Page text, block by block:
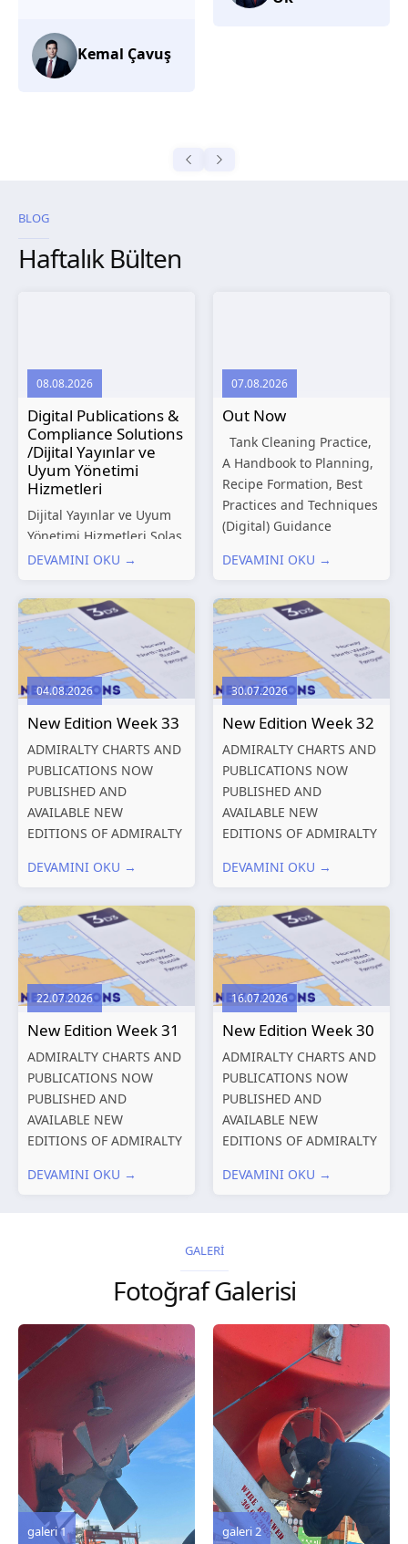
BLOG
Haftalık Bülten
08.08.2026
Digital Publications &
Compliance Solutions
/Dijital Yayınlar ve
Uyum Yönetimi
Hizmetleri
Dijital Yayınlar ve Uyum
Yönetimi Hizmetleri Solas
Marine, denizcilik
düzenleyici gereklilikleri
ve dijitalleşen
operasyonel ihtiyaçları
doğrultusunda kapsamlı
Dijital Yayınlar ve Uyum
Yönetimi çözümleri
sunmaktadır.
Hizmetlerimiz; gemi
işletmecileri, armatörler,
teknik yönetim şirketleri
ve denizcilik...
DEVAMINI OKU →
07.08.2026
Out Now
Tank Cleaning Practice,
A Handbook to Planning,
Recipe Formation, Best
Practices and Techniques
(Digital) Guidance
Structures – Consolidated
Shipping and the
Environment – A Guide to
Environmental
Compliance...
DEVAMINI OKU →
04.08.2026
New Edition Week 33
ADMIRALTY CHARTS AND
PUBLICATIONS NOW
PUBLISHED AND
AVAILABLE NEW
EDITIONS OF ADMIRALTY
PUBLICATIONS New
Charts published 13
August 2026 Chart
Title, limits
and other remarks
319
International chart
DEVAMINI OKU →
30.07.2026
New Edition Week 32
ADMIRALTY CHARTS AND
PUBLICATIONS NOW
PUBLISHED AND
AVAILABLE NEW
EDITIONS OF ADMIRALTY
PUBLICATIONS New
Charts published 06
August 2026 Chart Title,
limits and other remarks
1602 China – Chang...
DEVAMINI OKU →
22.07.2026
New Edition Week 31
ADMIRALTY CHARTS AND
PUBLICATIONS NOW
PUBLISHED AND
AVAILABLE NEW
EDITIONS OF ADMIRALTY
PUBLICATIONS New
remarks 127 Korea
DEVAMINI OKU →
16.07.2026
New Edition Week 30
ADMIRALTY CHARTS AND
PUBLICATIONS NOW
PUBLISHED AND
AVAILABLE NEW
EDITIONS OF ADMIRALTY
PUBLICATIONS New
2026 Chart
Title, limits and other
remarks 67 Gulf of...
DEVAMINI OKU →
GALERİ
Fotoğraf Galerisi
galeri 2
galeri 3